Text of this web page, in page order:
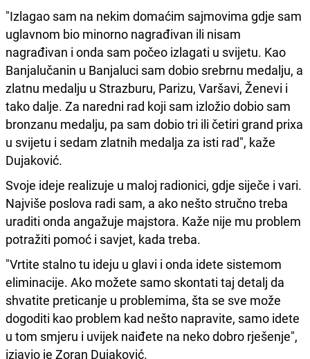
"Izlagao sam na nekim domaćim sajmovima gdje sam
uglavnom bio minorno nagrađivan ili nisam
nagrađivan i onda sam počeo izlagati u svijetu. Kao
Banjalučanin u Banjaluci sam dobio srebrnu medalju, a
zlatnu medalju u Strazburu, Parizu, Varšavi, Ženevi i
tako dalje. Za naredni rad koji sam izložio dobio sam
bronzanu medalju, pa sam dobio tri ili četiri grand prixa
u svijetu i sedam zlatnih medalja za isti rad", kaže
Dujaković.
Svoje ideje realizuje u maloj radionici, gdje siječe i vari.
Najviše poslova radi sam, a ako nešto stručno treba
uraditi onda angažuje majstora. Kaže nije mu problem
potražiti pomoć i savjet, kada treba.
"Vrtite stalno tu ideju u glavi i onda idete sistemom
eliminacije. Ako možete samo skontati taj detalj da
shvatite preticanje u problemima, šta se sve može
dogoditi kao problem kad nešto napravite, samo idete
u tom smjeru i uvijek naiđete na neko dobro rješenje",
izjavio je Zoran Dujaković.